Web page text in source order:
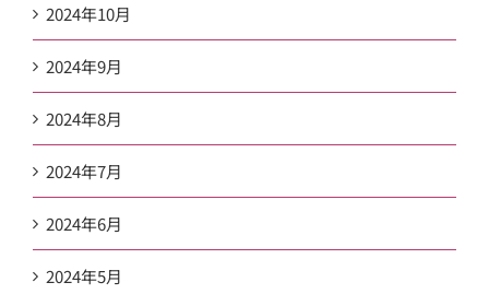
2024年10月
2024年9月
2024年8月
2024年7月
2024年6月
2024年5月